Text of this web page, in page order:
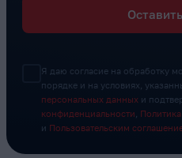
Я даю согласие на обработку
порядке и на условиях,
персональных данных и
конфиденциальности
и Пользовательским